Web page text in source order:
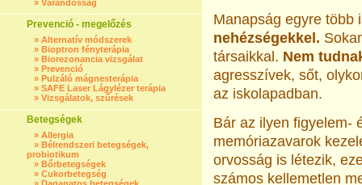
» Várandósság
Prevenció - megelőzés
» Alternatív módszerek
» Bioptron fényterápia
» Biorezonancia vizsgálat
» Prevenció
» Pulzáló mágnesterápia
» SAFE Laser Lágylézer terápia
» Vizsgálatok, szűrések
Betegségek
» Allergia
» Bélrendszeri betegségek,
probiotikum
» Bőrbetegségek
» Cukorbetegség
Manapság egyre
nehézségekkel.
társaikkal. Nem
agresszívek, sőt,
az iskolapadban.
Bár az ilyen figyelem-
memóriazavarok
orvosság is létezik,
számos kellemetlen